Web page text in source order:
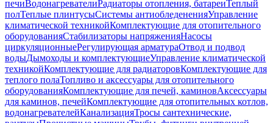
печиВодонагревателиРадиаторы отопления, батареиТеплый
полТеплые плинтусыСистемы антиобледененияУправление
климатической техникойКомплектующие для отопительного
оборудованияСтабилизаторы напряженияНасосы
циркуляционныеРегулирующая арматураОтвод и подвод
водыДымоходы и комплектующиеУправление климатической
техникойКомплектующие для радиаторовКомплектующие для
теплого полаТопливо и аксессуары для отопительного
оборудованияКомплектующие для печей, каминовАксессуары
для каминов, печейКомплектующие для отопительных котлов,
водонагревателейКанализацияТросы сантехнические,